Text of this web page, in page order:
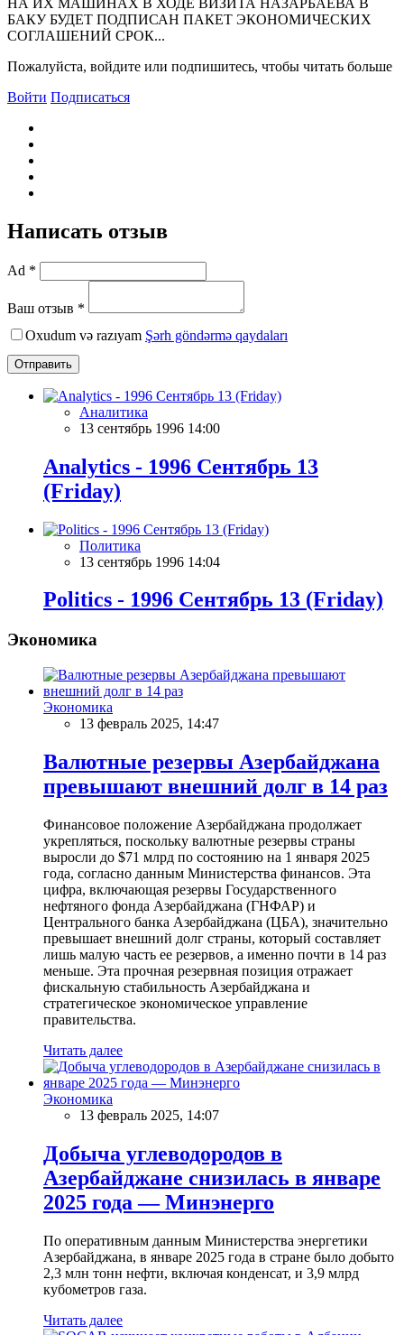
НА ИХ МАШИНАХ В ХОДЕ ВИЗИТА HАЗАРБАЕВА В
БАКУ БУДЕТ ПОДПИСАH ПАКЕТ ЭКОHОМИЧЕСКИХ
СОГЛАШЕHИЙ СРОК...
Пожалуйста, войдите или подпишитесь, чтобы читать больше
Войти Подписаться
Написать отзыв
Ad *
Ваш отзыв *
Oxudum və razıyam Şərh göndərmə qaydaları
Отправить
Аналитика
13 сентябрь 1996 14:00
Analytics - 1996 Сентябрь 13
(Friday)
Политика
13 сентябрь 1996 14:04
Politics - 1996 Сентябрь 13 (Friday)
Экономика
Экономика
13 февраль 2025, 14:47
Валютные резервы Азербайджана
превышают внешний долг в 14 раз
Финансовое положение Азербайджана продолжает
укрепляться, поскольку валютные резервы страны
выросли до $71 млрд по состоянию на 1 января 2025
года, согласно данным Министерства финансов. Эта
цифра, включающая резервы Государственного
нефтяного фонда Азербайджана (ГНФАР) и
Центрального банка Азербайджана (ЦБА), значительно
превышает внешний долг страны, который составляет
лишь малую часть ее резервов, а именно почти в 14 раз
меньше. Эта прочная резервная позиция отражает
фискальную стабильность Азербайджана и
стратегическое экономическое управление
правительства.
Читать далее
Экономика
13 февраль 2025, 14:07
Добыча углеводородов в
Азербайджане снизилась в январе
2025 года — Минэнерго
По оперативным данным Министерства энергетики
Азербайджана, в январе 2025 года в стране было добыто
2,3 млн тонн нефти, включая конденсат, и 3,9 млрд
кубометров газа.
Читать далее